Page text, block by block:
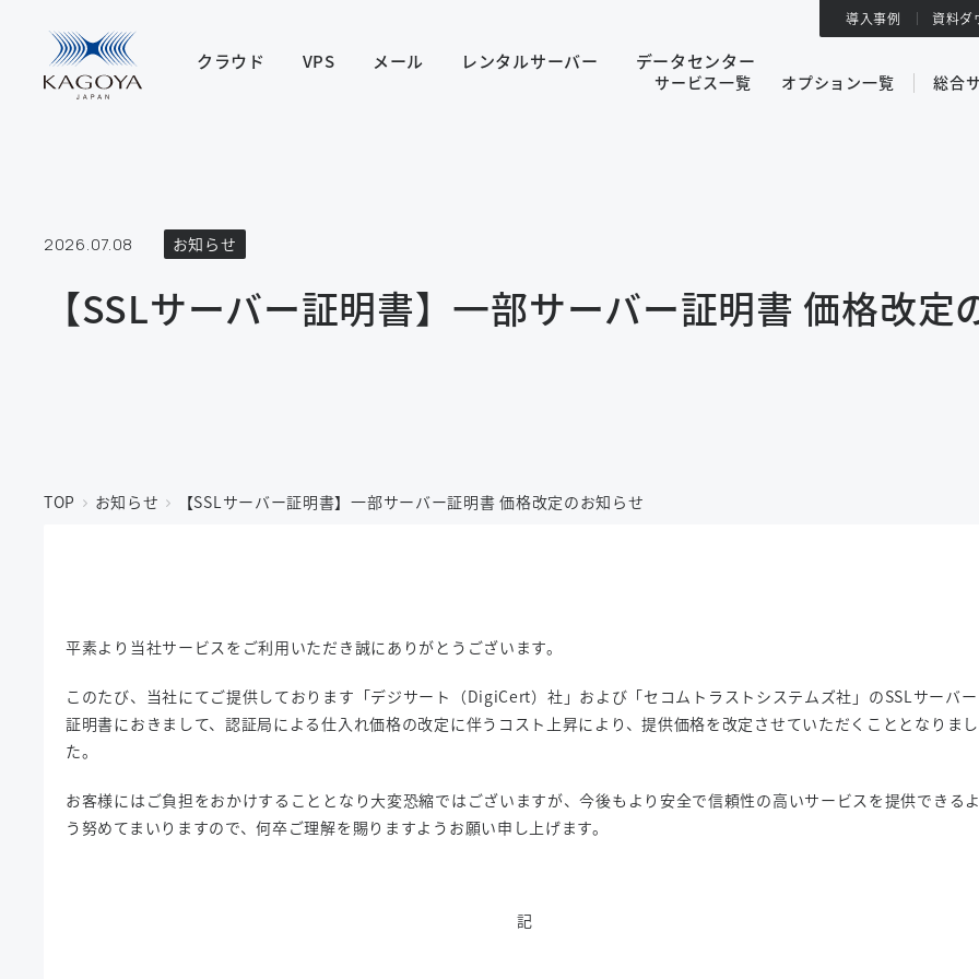
2026.07.08 お知らせ
【SSLサーバー証明書】一部サーバー証明書 価格改定
TOP お知らせ 【SSLサーバー証明書】一部サーバー証明書 価格改定のお知らせ
平素より当社サービスをご利用いただき誠にありがとうございます。
このたび、当社にてご提供しております「デジサート（DigiCert）社」および「セコムトラストシステムズ社」のSSLサーバー
証明書におきまして、認証局による仕入れ価格の改定に伴うコスト上昇により、提供価格を改定させていただくこととなりまし
た。
お客様にはご負担をおかけすることとなり大変恐縮ではございますが、今後もより安全で信頼性の高いサービスを提供できる
う努めてまいりますので、何卒ご理解を賜りますようお願い申し上げます。
記
クラウド VPS メール レンタルサーバー データセンター
導入事例 資料ダ
サービス一覧 オプション一覧 総合